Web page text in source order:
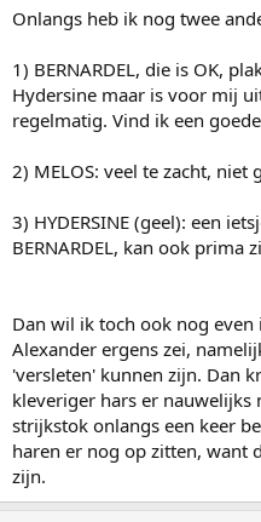
Onlangs heb ik nog twee
1) BERNARDEL, die is OK,
Hydersine maar is voor mij
regelmatig. Vind ik een
2) MELOS: veel te zacht, niet
3) HYDERSINE (geel): een
BERNARDEL, kan ook prima
Dan wil ik toch ook nog
Alexander ergens zei,
'versleten' kunnen zijn. Dan
kleveriger hars er
strijkstok onlangs een keer
haren er nog op zitten, want
zijn.